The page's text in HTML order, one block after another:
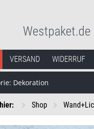
und Konsorten.
zum Inhalt
VERSAND WIDERRUF
Dekoration
Shop